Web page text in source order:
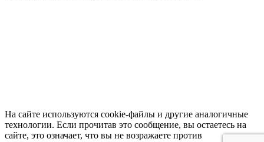
На сайте используются cookie-файлы и другие аналогичные
технологии. Если прочитав это сообщение, вы остаетесь на
сайте, это означает, что вы не возражаете против